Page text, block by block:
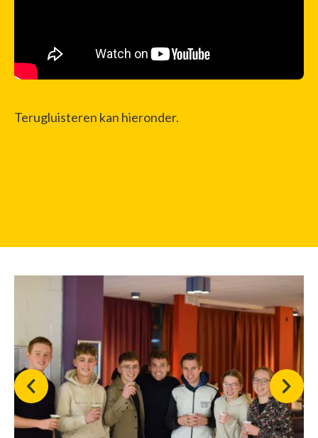
Terugluisteren kan hieronder.